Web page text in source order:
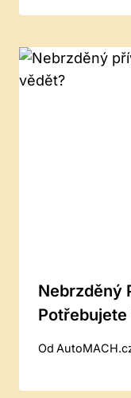
Nebrzděný
Potřebujete
Od